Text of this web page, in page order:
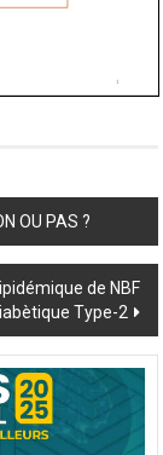
OU PAS ?
de NBF
Type-2